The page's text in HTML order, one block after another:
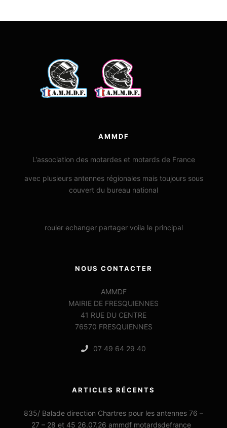
AMMDF
L’association des motardes et motards de France
avec plusieurs antennes régionales mais toujours sous
couvert du bureau national
rouler echanger partager voila le principal
NOUS CONTACTER
AMMDF
MAIRIE DE FRESQUIENNES
41 RUE DU CENTRE
76570 FRESQUIENNES
07 49 64 29 40
ARTICLES RÉCENTS
835/ Balade direction Chartres pour les antennes 76 –
27 – 28 et 45 26.07.26 ammdf motardsdefrance